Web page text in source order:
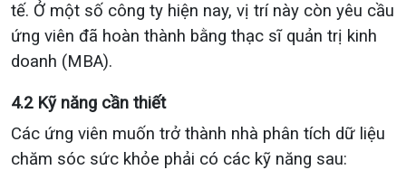
tế. Ở một số công ty hiện nay, vị trí này còn yêu cầu
ứng viên đã hoàn thành bằng thạc sĩ quản trị kinh
doanh (MBA).
4.2 Kỹ năng cần thiết
Các ứng viên muốn trở thành nhà phân tích dữ liệu
chăm sóc sức khỏe phải có các kỹ năng sau: